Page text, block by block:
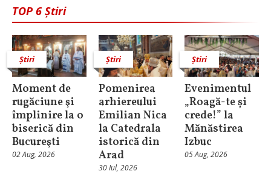
TOP 6 Știri
Știri
Moment de
rugăciune şi
împlinire la o
biserică din
Bucureşti
02 Aug, 2026
Știri
Pomenirea
arhiereului
Emilian Nica
la Catedrala
istorică din
Arad
30 Iul, 2026
Știri
Evenimentul
„Roagă-te și
crede!” la
Mănăstirea
Izbuc
05 Aug, 2026